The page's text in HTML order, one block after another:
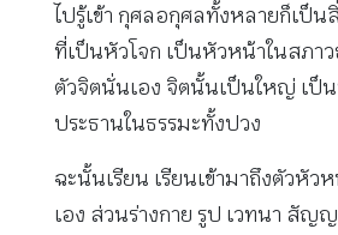
ไปรู้เข้า กุศลอกุศลทั้งหลายก็เป็น
ที่เป็นหัวโจก เป็นหัวหน้าในสภา
ตัวจิตนั่นเอง จิตนั้นเป็นใหญ่ เป็
ประธานในธรรมะทั้งปวง
ฉะนั้นเรียน เรียนเข้ามาถึงตัวหัว
เอง ส่วนร่างกาย รูป เวทนา สัญญ